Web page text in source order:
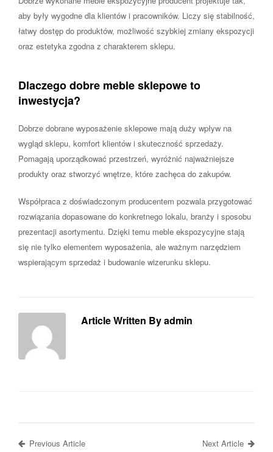
aby były wygodne dla klientów i pracowników. Liczy się stabilność,
łatwy dostęp do produktów, możliwość szybkiej zmiany ekspozycji
oraz estetyka zgodna z charakterem sklepu.
Dlaczego dobre meble sklepowe to
inwestycja?
Dobrze dobrane wyposażenie sklepowe mają duży wpływ na
wygląd sklepu, komfort klientów i skuteczność sprzedaży.
Pomagają uporządkować przestrzeń, wyróżnić najważniejsze
produkty oraz stworzyć wnętrze, które zachęca do zakupów.
Współpraca z doświadczonym producentem pozwala przygotować
rozwiązania dopasowane do konkretnego lokalu, branży i sposobu
prezentacji asortymentu. Dzięki temu meble ekspozycyjne stają
się nie tylko elementem wyposażenia, ale ważnym narzędziem
wspierającym sprzedaż i budowanie wizerunku sklepu.
Article Written By admin
Previous Article Next Article